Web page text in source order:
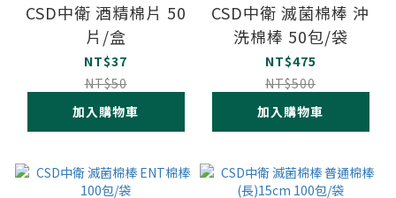
CSD中衛 酒精棉片 50
片/盒
NT$37
NT$50
加入購物車
CSD中衛 滅菌棉棒 沖
洗棉棒 50包/袋
NT$475
NT$500
加入購物車